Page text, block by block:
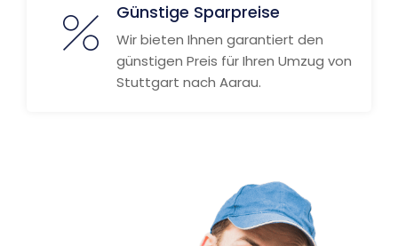
Günstige Sparpreise
Wir bieten Ihnen garantiert den
günstigen Preis für Ihren Umzug von
Stuttgart nach Aarau.